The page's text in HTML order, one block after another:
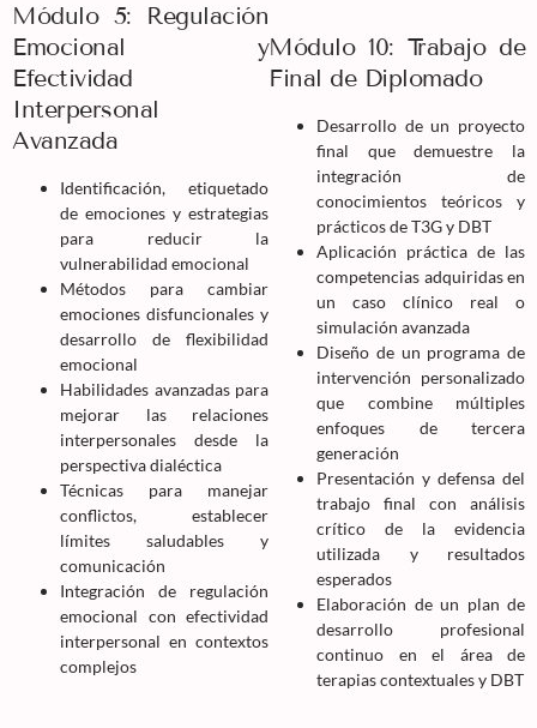
Módulo 5: Regulación
Emocional y
Efectividad
Interpersonal
Avanzada
Identificación, etiquetado
de emociones y estrategias
para reducir la
vulnerabilidad emocional
Métodos para cambiar
emociones disfuncionales y
desarrollo de flexibilidad
emocional
Habilidades avanzadas para
mejorar las relaciones
interpersonales desde la
perspectiva dialéctica
Técnicas para manejar
conflictos, establecer
límites saludables y
comunicación
Integración de regulación
emocional con efectividad
interpersonal en contextos
complejos
Módulo 10: Trabajo de
Final de Diplomado
Desarrollo de un proyecto
final que demuestre la
integración de
conocimientos teóricos y
prácticos de T3G y DBT
Aplicación práctica de las
competencias adquiridas en
un caso clínico real o
simulación avanzada
Diseño de un programa de
intervención personalizado
que combine múltiples
enfoques de tercera
generación
Presentación y defensa del
trabajo final con análisis
crítico de la evidencia
utilizada y resultados
esperados
Elaboración de un plan de
desarrollo profesional
continuo en el área de
terapias contextuales y DBT